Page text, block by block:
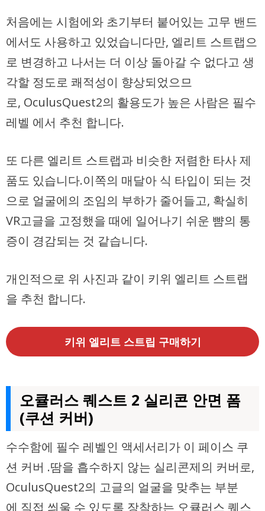
처음에는 시험에와 초기부터 붙어있는 고무 밴드
에서도 사용하고 있었습니다만, 엘리트 스트랩으
로 변경하고 나서는 더 이상 돌아갈 수 없다고 생
각할 정도로 쾌적성이 향상되었으므
로, OculusQuest2의 활용도가 높은 사람은 필수
레벨 에서 추천 합니다.
또 다른 엘리트 스트랩과 비슷한 저렴한 타사 제
품도 있습니다.이쪽의 매달아 식 타입이 되는 것
으로 얼굴에의 조임의 부하가 줄어들고, 확실히
VR고글을 고정했을 때에 일어나기 쉬운 뺨의 통
증이 경감되는 것 같습니다.
개인적으로 위 사진과 같이 키위 엘리트 스트랩
을 추천 합니다.
키위 엘리트 스트립 구매하기
오큘러스 퀘스트 2 실리콘 안면 폼
(쿠션 커버)
수수함에 필수 레벨인 액세서리가 이 페이스 쿠
션 커버 .땀을 흡수하지 않는 실리콘제의 커버로,
OculusQuest2의 고글의 얼굴을 맞추는 부분
에 직접 씌울 수 있도록 장착하는 오큘러스 퀘스